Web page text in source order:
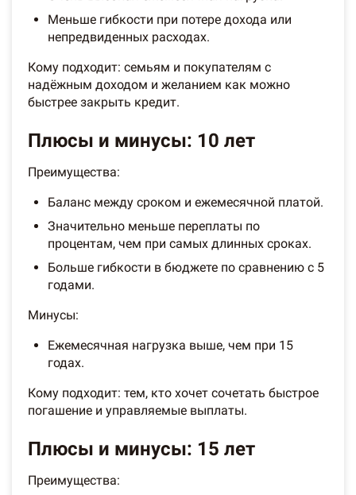
Меньше гибкости при потере дохода или
непредвиденных расходах.
Кому подходит: семьям и покупателям с
надёжным доходом и желанием как можно
быстрее закрыть кредит.
Плюсы и минусы: 10 лет
Преимущества:
Баланс между сроком и ежемесячной платой.
Значительно меньше переплаты по
процентам, чем при самых длинных сроках.
Больше гибкости в бюджете по сравнению с 5
годами.
Минусы:
Ежемесячная нагрузка выше, чем при 15
годах.
Кому подходит: тем, кто хочет сочетать быстрое
погашение и управляемые выплаты.
Плюсы и минусы: 15 лет
Преимущества: